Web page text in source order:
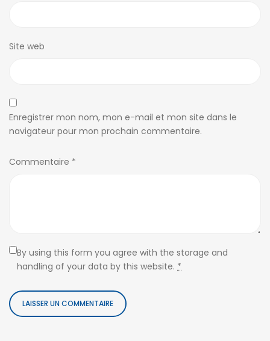
Site web
Enregistrer mon nom, mon e-mail et mon site dans le
navigateur pour mon prochain commentaire.
Commentaire *
By using this form you agree with the storage and
handling of your data by this website. *